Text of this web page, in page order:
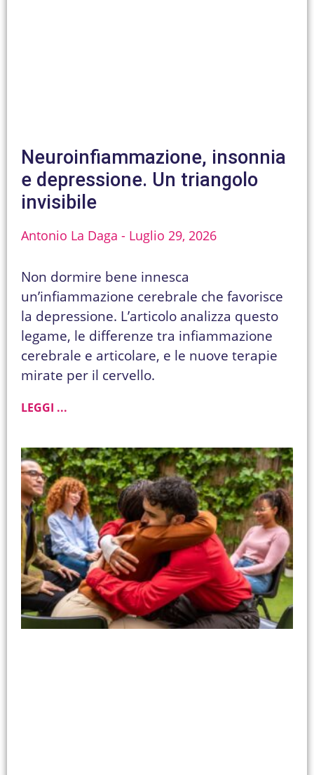
Neuroinfiammazione, insonnia
e depressione. Un triangolo
invisibile
Antonio La Daga Luglio 29, 2026
Non dormire bene innesca
un’infiammazione cerebrale che favorisce
la depressione. L’articolo analizza questo
legame, le differenze tra infiammazione
cerebrale e articolare, e le nuove terapie
mirate per il cervello.
LEGGI ...